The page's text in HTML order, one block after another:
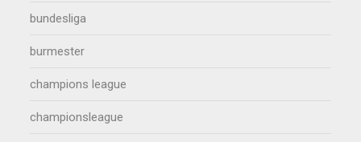
bundesliga
burmester
champions league
championsleague